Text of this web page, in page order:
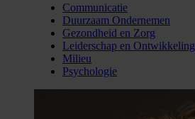
Communicatie
Duurzaam Ondernemen
Gezondheid en Zorg
Leiderschap en Ontwikkeling
Milieu
Psychologie